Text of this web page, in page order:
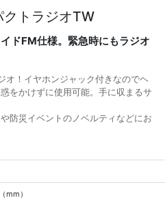
クトラジオTW
ドFM仕様。緊急時にもラジオ
オ！イヤホンジャック付きなのでヘ
をかけずに使用可能。手に収まるサ
防災イベントのノベルティなどにお
mm）